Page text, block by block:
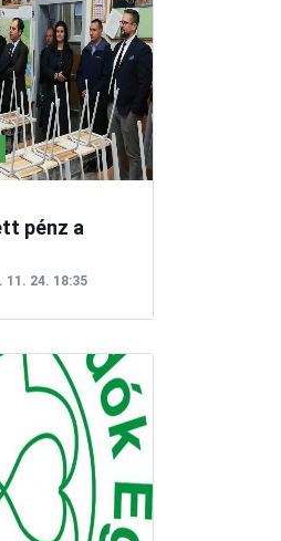
pénz a
11. 24. 18:35